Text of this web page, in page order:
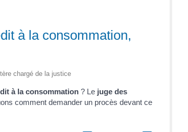
à la consommation,
chargé de la justice
à la consommation ? Le juge des
comment demander un procès devant ce